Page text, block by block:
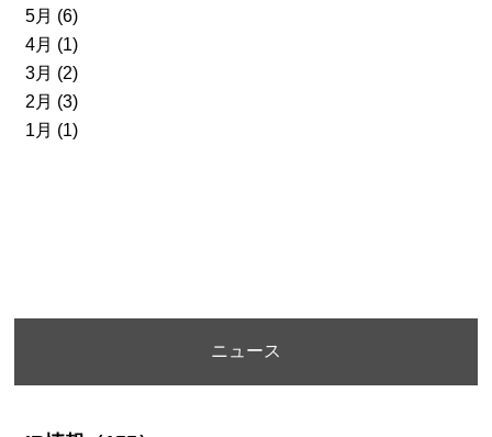
5月 (6)
4月 (1)
3月 (2)
2月 (3)
1月 (1)
ニュース